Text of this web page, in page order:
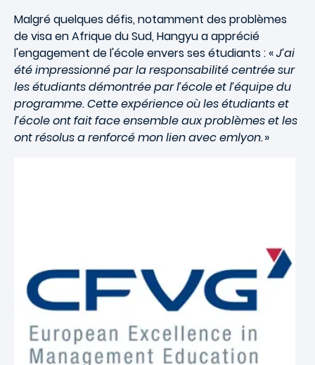
Malgré quelques défis, notamment des problèmes
de visa en Afrique du Sud, Hangyu a apprécié
l'engagement de l'école envers ses étudiants : «J’ai
été impressionné par la responsabilité centrée sur
les étudiants démontrée par l’école et l’équipe du
programme. Cette expérience où les étudiants et
l’école ont fait face ensemble aux problèmes et les
ont résolus a renforcé mon lien avec emlyon.»